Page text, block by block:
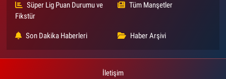
Süper Lig Puan Durumu ve
Fikstür
Tüm Manşetler
Son Dakika Haberleri Haber Arşivi
İletişim